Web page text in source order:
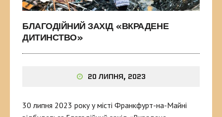
БЛАГОДІЙНИЙ ЗАХІД «ВКРАДЕНЕ
ДИТИНСТВО»
20 ЛИПНЯ, 2023
30 липня 2023 року у місті Франкфурт-на-Майні